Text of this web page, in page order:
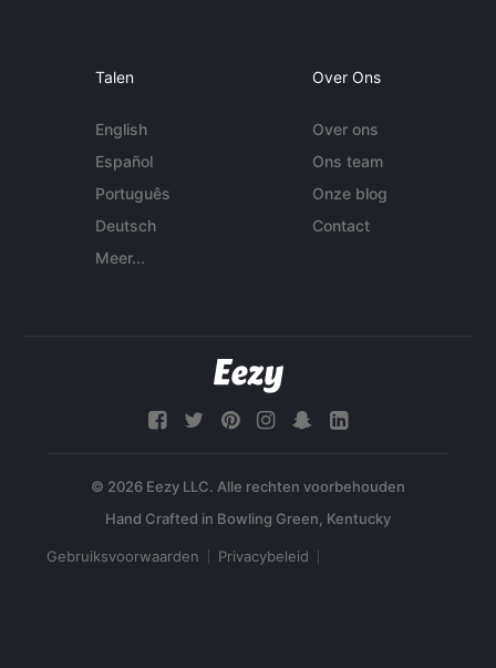
Talen
English
Español
Português
Deutsch
Meer...
Over Ons
Over ons
Ons team
Onze blog
Contact
© 2026 Eezy LLC. Alle rechten voorbehouden
Gebruiksvoorwaarden Privacybeleid